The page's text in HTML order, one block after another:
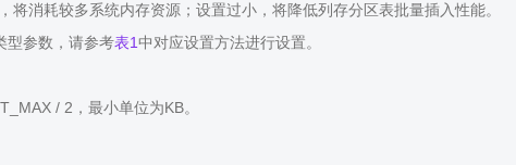
将消耗较多系统内存资源；设置过小，将降低列存分区表批量插入性能。
型参数，请参考表1中对应设置方法进行设置。
/ 2，最小单位为KB。